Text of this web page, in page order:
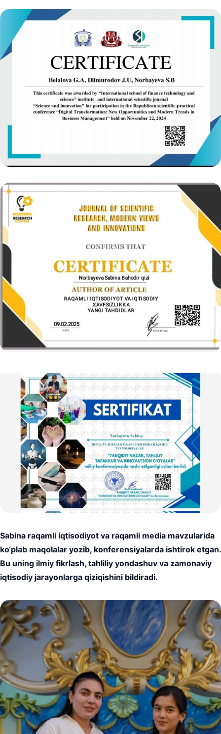
Sabina raqamli iqtisodiyot va raqamli media mavzularida
ko‘plab maqolalar yozib, konferensiyalarda ishtirok etgan.
Bu uning ilmiy fikrlash, tahliliy yondashuv va zamonaviy
iqtisodiy jarayonlarga qiziqishini bildiradi.